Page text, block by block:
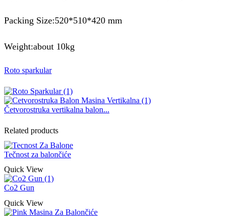
Packing Size:520*510*420 mm
Weight:about 10kg
Roto sparkular
Četvorostruka vertikalna balon...
Related products
Tečnost za balončiće
Quick View
Co2 Gun
Quick View